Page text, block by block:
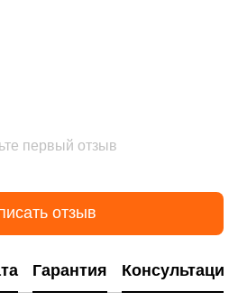
первый отзыв
отзыв
Гарантия Консультация